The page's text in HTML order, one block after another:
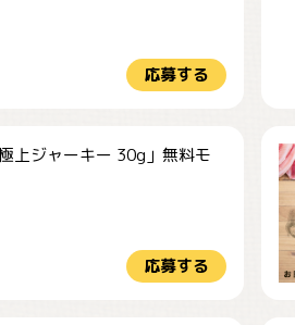
応募する
上ジャーキー 30g」無料モ
応募する